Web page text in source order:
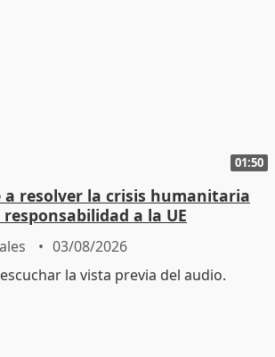
01:50
a resolver la crisis humanitaria
a la UE
03/08/2026